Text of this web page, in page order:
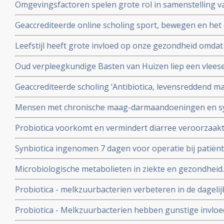
Omgevingsfactoren spelen grote rol in samenstelling
darmmicrobiota en heeft grote invloed op onze
Geaccrediteerde online scholing sport, bewegen en
en therapeuten. Data 23 mei 2024 en 4 juni 2024.
Leefstijl heeft grote invloed op onze gezondheid
wordt aangetast. Dagelijks probiotica kan helpen
Oud verpleegkundige Basten van Huizen liep een
zwaar verminkte maar met probiotica herstelde hij zo
kan doen
Geaccrediteerde scholing ‘Antibiotica, levensreddend
en 13 juni 2023 via webinar vanuit Winclove Amsterdam
Mensen met chronische maag-darmaandoeningen en
angstigheid kunnen baat hebben bij probiotica
Probiotica voorkomt en vermindert diarree
blijkt uit internationaal onderzoek.
Synbiotica ingenomen 7 dagen voor operatie bij
vermindert kans op sterfte aan infectie, geeft korter
gebruik van antibiotica copy 1
Microbiologische metabolieten in ziekte en
uitlegt van een goede darmflora en hoe je die kunt
Probiotica - melkzuurbacterien verbeteren in de
mensen, de kwaliteit van leven, minder maag-
verbetert de ontlasting
Probiotica - Melkzuurbacterien hebben gunstige
stamceltransplantatie moeten ondergaan.